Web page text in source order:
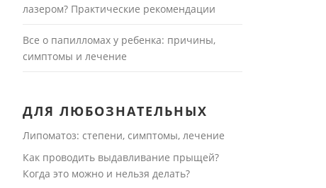
лазером? Практические рекомендации
Все о папилломах у ребенка: причины,
симптомы и лечение
ДЛЯ ЛЮБОЗНАТЕЛЬНЫХ
Липоматоз: степени, симптомы, лечение
Как проводить выдавливание прыщей?
Когда это можно и нельзя делать?